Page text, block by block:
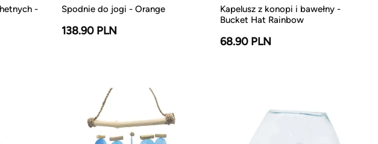
-
Spodnie do jogi - Orange
138.90 PLN
Kapelusz z konopi i bawełny -
Bucket Hat Rainbow
68.90 PLN